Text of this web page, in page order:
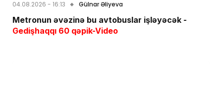
04.08.2026 - 16:13 Gülnar Əliyeva
Metronun əvəzinə bu avtobuslar işləyəcək -
Gedişhaqqı 60 qəpik-Video